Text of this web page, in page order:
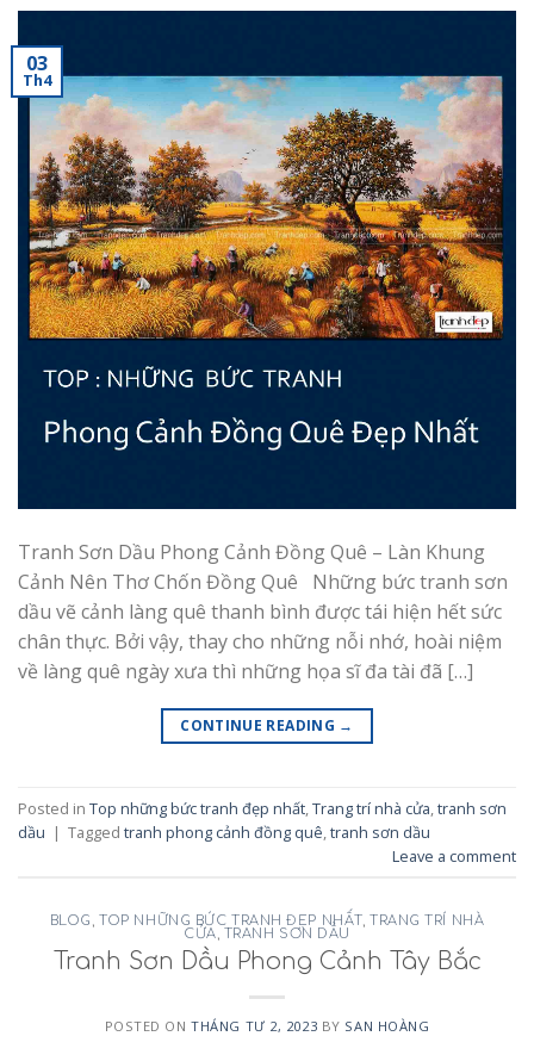
03
Th4
Tranh Sơn Dầu Phong Cảnh Đồng Quê – Làn Khung
Cảnh Nên Thơ Chốn Đồng Quê Những bức tranh sơn
dầu vẽ cảnh làng quê thanh bình được tái hiện hết sức
chân thực. Bởi vậy, thay cho những nỗi nhớ, hoài niệm
về làng quê ngày xưa thì những họa sĩ đa tài đã […]
CONTINUE READING →
Posted in Top những bức tranh đẹp nhất,Trang trí nhà cửa,tranh sơn
dầu | Tagged tranh phong cảnh đồng quê,tranh sơn dầu
Leave a comment
BLOG , TOP NHỮNG BỨC TRANH ĐẸP NHẤT ,
TRANG TRÍ NHÀ
CỬA, TRANH SƠN DẦU
Tranh Sơn Dầu Phong Cảnh Tây Bắc
POSTED ONTHÁNG TƯ 2, 2023 BY SAN HOÀNG